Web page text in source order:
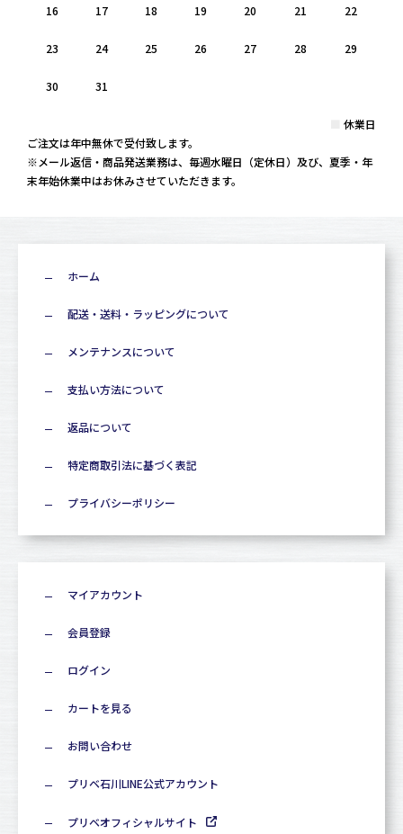
ホーム
配送・送料・ラッピングについて
メンテナンスについて
支払い方法について
返品について
特定商取引法に基づく表記
プライバシーポリシー
マイアカウント
会員登録
ログイン
カートを見る
お問い合わせ
プリベ石川LINE公式アカウント
プリベオフィシャルサイト
16 17 18 19 20 21 22
23 24 25 26 27 28 29
30 31
休業日
ご注文は年中無休で受付致します。
※メール返信・商品発送業務は、毎週水曜日（定休日）及び、夏季・年
末年始休業中はお休みさせていただきます。